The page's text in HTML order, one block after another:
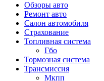
Обзоры авто
Ремонт авто
Салон автомобиля
Страхование
Топливная система
Гбо
Тормозная система
Трансмиссия
Мкпп